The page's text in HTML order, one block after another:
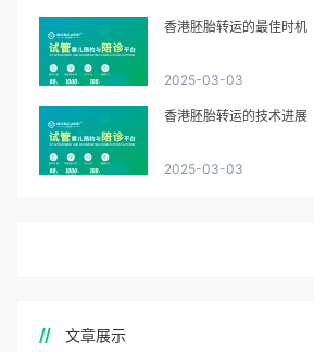
香港胚胎转运的最佳时机
2025-03-03
香港胚胎转运的技术进展
2025-03-03
文章展示